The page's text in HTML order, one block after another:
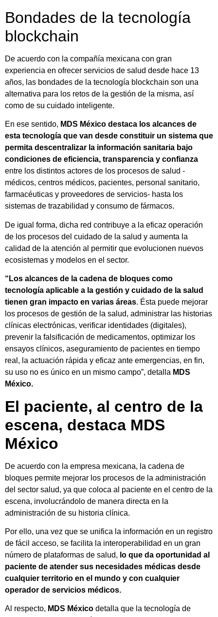
Bondades de la tecnología
blockchain
De acuerdo con la compañía mexicana con gran
experiencia en ofrecer servicios de salud desde hace 13
años, las bondades de la tecnología blockchain son una
alternativa para los retos de la gestión de la misma, así
como de su cuidado inteligente.
En ese sentido, MDS México destaca los alcances de
esta tecnología que van desde constituir un sistema que
permita descentralizar la información sanitaria bajo
condiciones de eficiencia, transparencia y confianza
entre los distintos actores de los procesos de salud -
médicos, centros médicos, pacientes, personal sanitario,
farmacéuticas y proveedores de servicios- hasta los
sistemas de trazabilidad y consumo de fármacos.
De igual forma, dicha red contribuye a la eficaz operación
de los procesos del cuidado de la salud y aumenta la
calidad de la atención al permitir que evolucionen nuevos
ecosistemas y modelos en el sector.
“Los alcances de la cadena de bloques como
tecnología aplicable a la gestión y cuidado de la salud
tienen gran impacto en varias áreas. Ésta puede mejorar
los procesos de gestión de la salud, administrar las historias
clínicas electrónicas, verificar identidades (digitales),
prevenir la falsificación de medicamentos, optimizar los
ensayos clínicos, aseguramiento de pacientes en tiempo
real, la actuación rápida y eficaz ante emergencias, en fin,
su uso no es único en un mismo campo”, detalla MDS
México.
El paciente, al centro de la
escena, destaca MDS
México
De acuerdo con la empresa mexicana, la cadena de
bloques permite mejorar los procesos de la administración
del sector salud, ya que coloca al paciente en el centro de la
escena, involucrándolo de manera directa en la
administración de su historia clínica.
Por ello, una vez que se unifica la información en un registro
de fácil acceso, se facilita la interoperabilidad en un gran
número de plataformas de salud, lo que da oportunidad al
paciente de atender sus necesidades médicas desde
cualquier territorio en el mundo y con cualquier
operador de servicios médicos.
Al respecto, MDS México detalla que la tecnología de